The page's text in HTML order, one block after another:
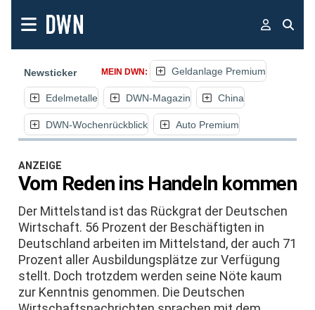
Newsticker MEIN DWN: Geldanlage Premium
Edelmetalle DWN-Magazin China
DWN-Wochenrückblick Auto Premium
ANZEIGE
Vom Reden ins Handeln kommen
Der Mittelstand ist das Rückgrat der Deutschen
Wirtschaft. 56 Prozent der Beschäftigten in
Deutschland arbeiten im Mittelstand, der auch 71
Prozent aller Ausbildungsplätze zur Verfügung
stellt. Doch trotzdem werden seine Nöte kaum
zur Kenntnis genommen. Die Deutschen